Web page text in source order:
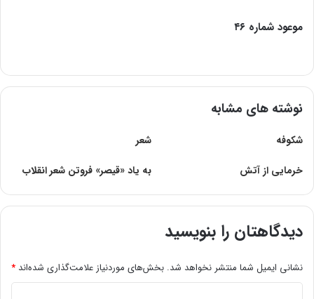
موعود شماره ۴۶
نوشته های مشابه
شکوفه
شعر
خرمایی از آتش
به یاد «قیصر» فروتن شعر انقلاب
دیدگاهتان را بنویسید
نشانی ایمیل شما منتشر نخواهد شد. بخش‌های موردنیاز علامت‌گذاری شده‌اند *